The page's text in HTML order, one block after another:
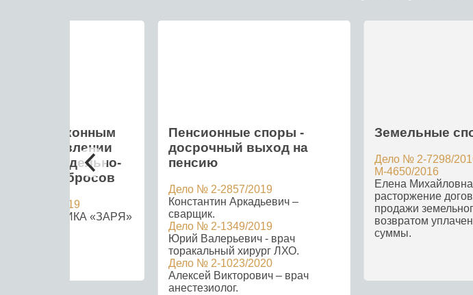
Земельные
Дело № 2-7298/
М-4650/2016
Елена
расторжение
продажи
возвратом
суммы.
незаконным
в установлении
предельно-
выбросов
7715/2019
«ЗАРЯ»
Пенсионные споры -
досрочный выход на
пенсию
Дело № 2-2857/2019
Константин Аркадьевич –
сварщик.
Дело № 2-1349/2019
Юрий Валерьевич - врач
торакальный хирург ЛХО.
Дело № 2-1023/2020
Алексей Викторович – врач
анестезиолог.